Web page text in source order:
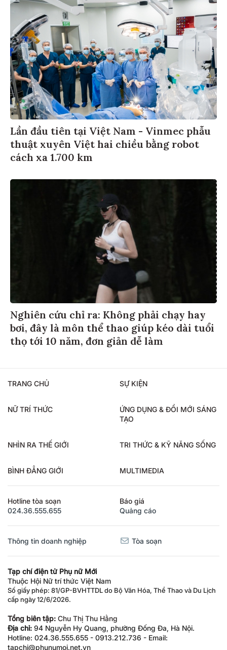
Lần đầu tiên tại Việt Nam - Vinmec phẫu
thuật xuyên Việt hai chiều bằng robot
cách xa 1.700 km
Nghiên cứu chỉ ra: Không phải chạy hay
bơi, đây là môn thể thao giúp kéo dài tuổi
thọ tới 10 năm, đơn giản dễ làm
TRANG CHỦ SỰ KIỆN
NỮ TRÍ THỨC
ỨNG DỤNG & ĐỔI MỚI SÁNG
TẠO
NHÌN RA THẾ GIỚI TRI THỨC & KỸ NĂNG SỐNG
BÌNH ĐẲNG GIỚI MULTIMEDIA
Hotline tòa soạn
024.36.555.655
Báo giá
Quảng cáo
Thông tin doanh nghiệp Tòa soạn
Tạp chí điện tử Phụ nữ Mới
Thuộc Hội Nữ trí thức Việt Nam
Số giấy phép: 81/GP-BVHTTDL do Bộ Văn Hóa, Thể Thao và Du Lịch
cấp ngày 12/6/2026.
Tổng biên tập: Chu Thị Thu Hằng
Địa chỉ: 94 Nguyễn Hy Quang, phường Đống Đa, Hà Nội.
Hotline: 024.36.555.655 - 0913.212.736 - Email: